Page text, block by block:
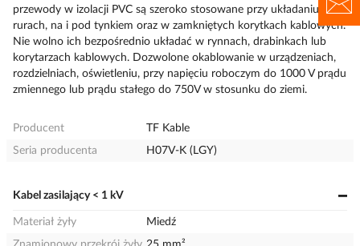
przewody w izolacji PVC są szeroko stosowane przy układaniu w
rurach, na i pod tynkiem oraz w zamkniętych korytkach kablowych.
Nie wolno ich bezpośrednio układać w rynnach, drabinkach lub
korytarzach kablowych. Dozwolone okablowanie w urządzeniach,
rozdzielniach, oświetleniu, przy napięciu roboczym do 1000 V prądu
zmiennego lub prądu stałego do 750V w stosunku do ziemi.
Producent
TF Kable
Seria producenta
H07V-K (LGY)
Kabel zasilający < 1 kV
Materiał żyły
Miedź